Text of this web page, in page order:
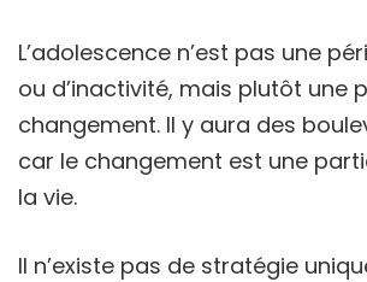
L’adolescence n’est pas une
ou d’inactivité, mais plutôt une
changement. Il y aura des
car le changement est une
la vie.
Il n’existe pas de stratégie